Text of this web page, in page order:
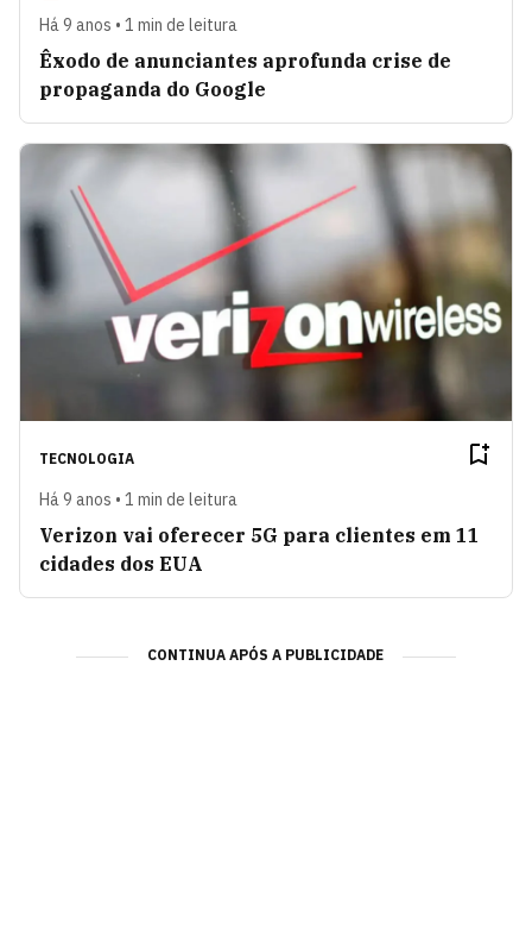
Há 9 anos • 1 min de leitura
Êxodo de anunciantes aprofunda crise de
propaganda do Google
TECNOLOGIA
Há 9 anos • 1 min de leitura
Verizon vai oferecer 5G para clientes em 11
cidades dos EUA
CONTINUA APÓS A PUBLICIDADE